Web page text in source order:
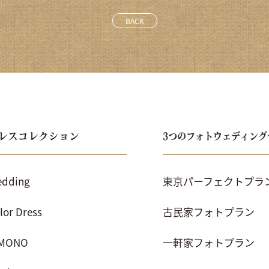
BACK
スコレクション
Dress
3つのフォトウェディン
東京パーフェクトプラ
古民家フォトプラン
一軒家フォトプラン